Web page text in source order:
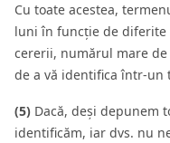
Cu toate acestea,
luni în funcție de diferite
cererii, numărul mare
de a vă identifica într-un
(5) Dacă, deși depunem
identificăm, iar dvs. nu